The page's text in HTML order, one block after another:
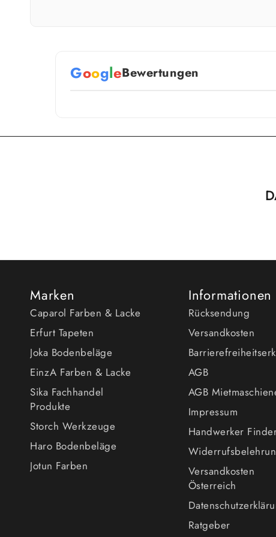
GoogleBewertungen
Marken
Caparol Farben & Lacke
Erfurt Tapeten
Joka Bodenbeläge
EinzA Farben & Lacke
Sika Fachhandel
Produkte
Storch Werkzeuge
Haro Bodenbeläge
Jotun Farben
Informationen
Rücksendung
Versandkosten
AGB
AGB
Impressum
Handwerker
Versandkosten
Österreich
Ratgeber